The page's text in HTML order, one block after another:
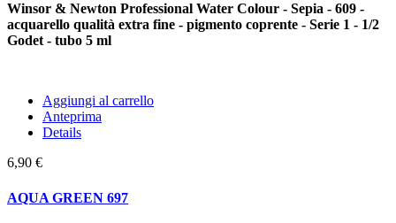
Winsor & Newton Professional Water Colour - Sepia - 609 -
acquarello qualità extra fine - pigmento coprente - Serie 1 - 1/2
Godet - tubo 5 ml
Aggiungi al carrello
Anteprima
Details
6,90 €
AQUA GREEN 697